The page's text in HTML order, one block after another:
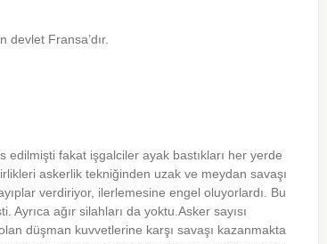
devlet Fransa’dır.
fakat işgalciler ayak bastıkları her yerde
askerlik tekniğinden uzak ve meydan savaşı
verdiriyor, ilerlemesine engel oluyor­lardı. Bu
ağır silahları da yoktu.Asker sayısı
düşman kuvvetlerine karşı savaşı kazan­makta